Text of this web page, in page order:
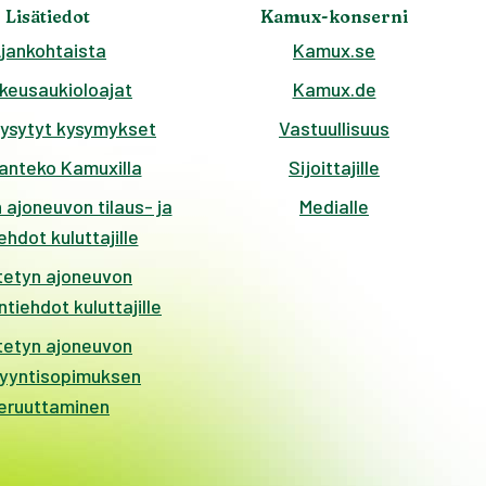
Lisätiedot
kysymykset
Kamuxilla
tilaus- ja
kuluttajille
ajoneuvon
kuluttajille
ajoneuvon
Kamux-konserni
Kamux.se
Kamux.de
Vastuullisuus
Sijoittajille
Medialle